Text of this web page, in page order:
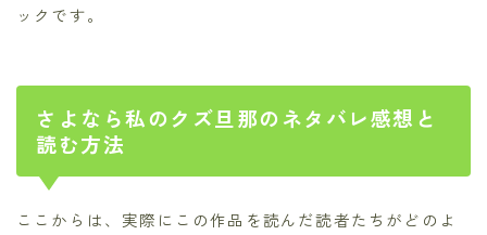
ックです。
さよなら私のクズ旦那のネタバレ感想と
読む方法
ここからは、実際にこの作品を読んだ読者たちがどのよ